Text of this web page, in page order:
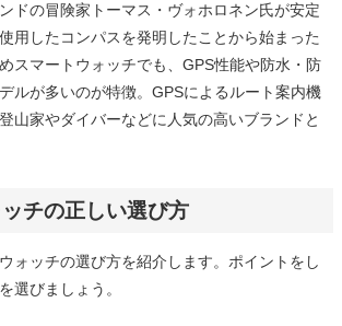
ドの冒険家トーマス・ヴォホロネン氏が安定
用したコンパスを発明したことから始まった
スマートウォッチでも、GPS性能や防水・防
ルが多いのが特徴。GPSによるルート案内機
山家やダイバーなどに人気の高いブランドと
チの正しい選び方
ォッチの選び方を紹介します。ポイントをし
選びましょう。